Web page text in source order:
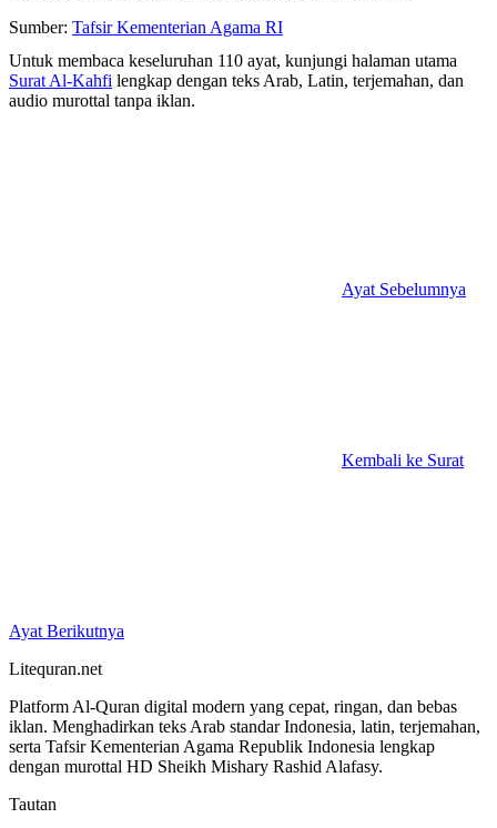
Sumber: Tafsir Kementerian Agama RI
Untuk membaca keseluruhan 110 ayat, kunjungi halaman utama
Surat Al-Kahfi lengkap dengan teks Arab, Latin, terjemahan, dan
audio murottal tanpa iklan.
Ayat Sebelumnya
Kembali ke Surat
Ayat Berikutnya
Litequran.net
Platform Al-Quran digital modern yang cepat, ringan, dan bebas
iklan. Menghadirkan teks Arab standar Indonesia, latin, terjemahan,
serta Tafsir Kementerian Agama Republik Indonesia lengkap
dengan murottal HD Sheikh Mishary Rashid Alafasy.
Tautan